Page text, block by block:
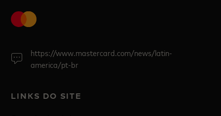
https://www.mastercard.com/news/latin-
america/pt-br
LINKS DO SITE